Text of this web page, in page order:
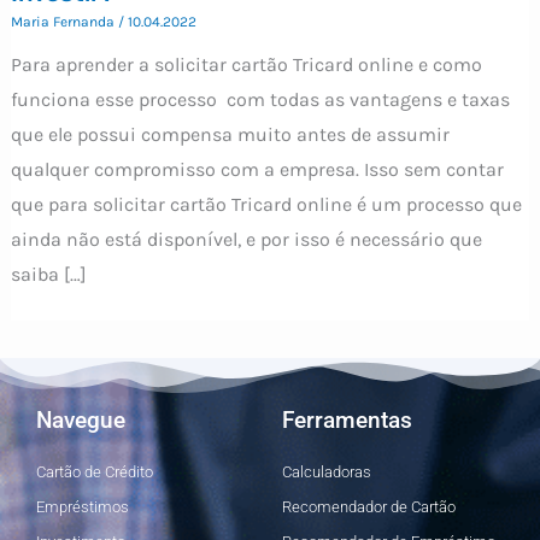
Maria Fernanda / 10.04.2022
Para aprender a solicitar cartão Tricard online e como
funciona esse processo com todas as vantagens e taxas
que ele possui compensa muito antes de assumir
qualquer compromisso com a empresa. Isso sem contar
que para solicitar cartão Tricard online é um processo que
ainda não está disponível, e por isso é necessário que
saiba […]
Navegue
Cartão de Crédito
Empréstimos
Ferramentas
Calculadoras
Recomendador de Cartão